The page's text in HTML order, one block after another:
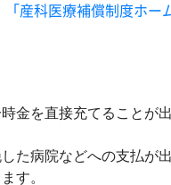
「産科医療補償制度ホー
金を直接充てることが
た病院などへの支払が
す。